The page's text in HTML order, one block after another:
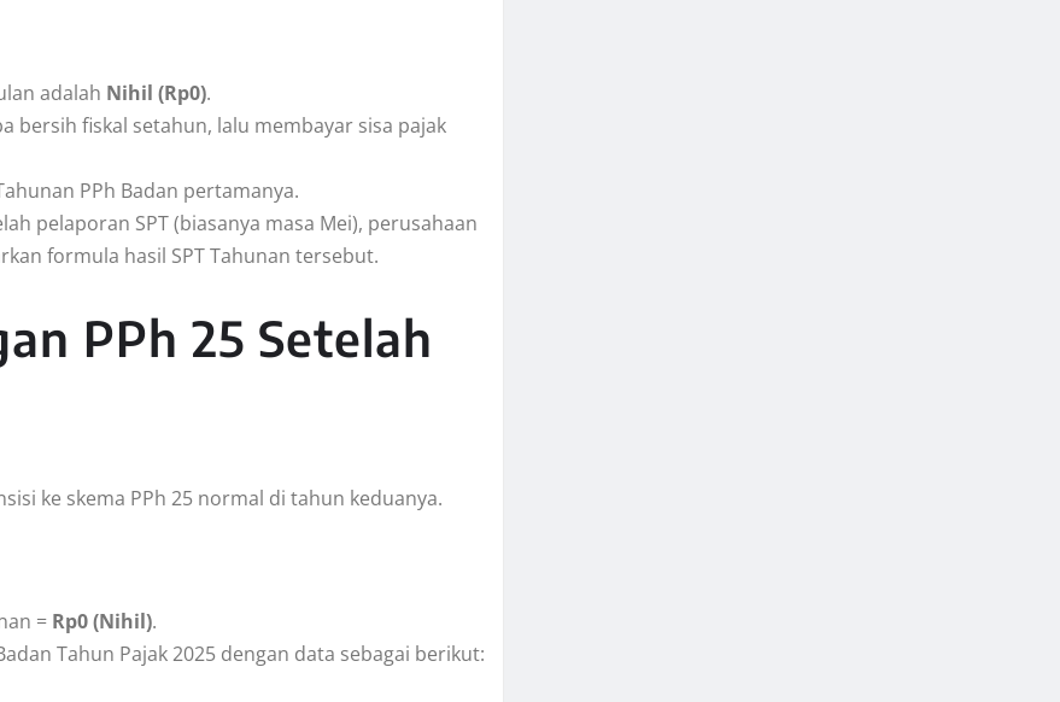
adalah Nihil (Rp0).
bersih fiskal setahun, lalu membayar sisa pajak
PPh Badan pertamanya.
pelaporan SPT (biasanya masa Mei), perusahaan
formula hasil SPT Tahunan tersebut.
PPh 25 Setelah
ke skema PPh 25 normal di tahun keduanya.
= Rp0 (Nihil).
Tahun Pajak 2025 dengan data sebagai berikut: